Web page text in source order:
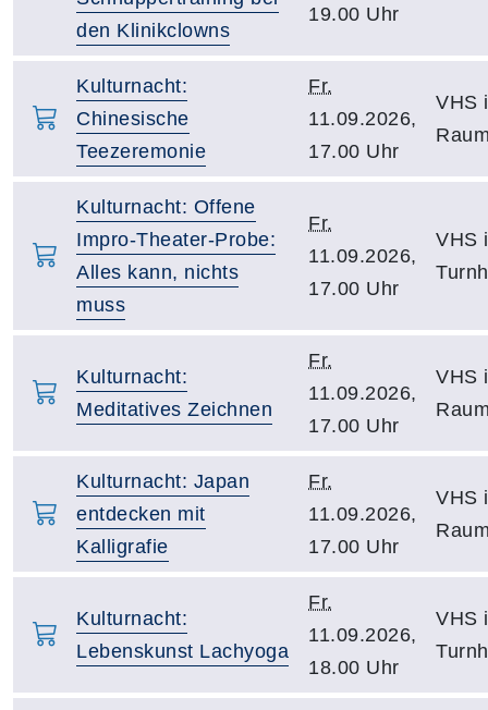
den Klinikclowns
19.00 Uhr
Kulturnacht:
Chinesische
Teezeremonie
Fr.
11.09.2026,
17.00 Uhr
VHS
Kulturnacht: Offene
Impro-Theater-Probe:
Alles kann, nichts
muss
Fr.
11.09.2026,
17.00 Uhr
VHS
Kulturnacht:
Meditatives Zeichnen
Fr.
11.09.2026,
17.00 Uhr
VHS
Kulturnacht: Japan
entdecken mit
Kalligrafie
Fr.
11.09.2026,
17.00 Uhr
VHS
Kulturnacht:
Lebenskunst Lachyoga
Fr.
11.09.2026,
18.00 Uhr
VHS